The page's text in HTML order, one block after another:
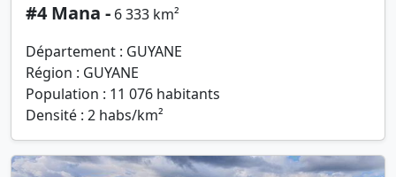
#4 Mana - 6 333 km²
Département : GUYANE
Région : GUYANE
Population : 11 076 habitants
Densité : 2 habs/km²